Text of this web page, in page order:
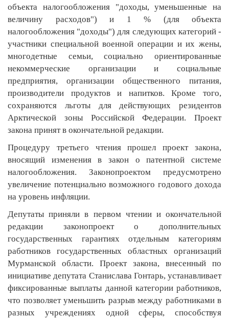
объекта налогообложения "доходы, уменьшенные на
величину расходов") и 1 % (для объекта
налогообложения "доходы") для следующих категорий -
участники специальной военной операции и их жены,
многодетные семьи, социально ориентированные
некоммерческие организации и социальные
предприятия, организации общественного питания,
производители продуктов и напитков. Кроме того,
сохраняются льготы для действующих резидентов
Арктической зоны Российской Федерации. Проект
закона принят в окончательной редакции.
Процедуру третьего чтения прошел проект закона,
вносящий изменения в закон о патентной системе
налогообложения. Законопроектом предусмотрено
увеличение потенциально возможного годового дохода
на уровень инфляции.
Депутаты приняли в первом чтении и окончательной
редакции законопроект о дополнительных
государственных гарантиях отдельным категориям
работников государственных областных организаций
Мурманской области. Проект закона, внесенный по
инициативе депутата Станислава Гонтарь, устанавливает
фиксированные выплаты данной категории работников,
что позволяет уменьшить разрыв между работниками в
разных учреждениях одной сферы, способствуя